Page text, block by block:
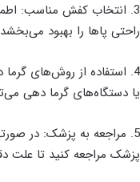
3. انتخاب کفش مناسب:
راحتی پاها را بهبود
4. استفاده از روش‌های
یا دستگاه‌های گرما دهی
5. مراجعه به پزشک: در
پزشک مراجعه کنید تا علت